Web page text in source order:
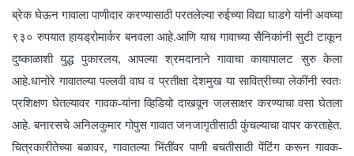
ब्रेक घेऊन गावाला पाणीदार करण्यासाठी परतलेल्या रुईच्या विद्या घाडगे यांनी अवघ्या
९३० रुपयात हायड्रोमार्कर बनवला आहे.आणि याच गावाच्या सैनिकांनी सुटी टाकून
दुष्काळाशी युद्ध पुकारलय, आपल्या श्रमदानाने गावाचा कायापालट सुरु केला
आहे.धानोरे गावातल्या पल्लवी वाघ व प्रतीक्षा देशमुख या सावित्रीच्या लेकींनी स्वतः
प्रशिक्षण घेतल्यावर गावक-यांना व्हिडियो दाखवून जलसाक्षर करण्याचा वसा घेतला
आहे. बनारसचे अनिलकुमार गोपुस गावात जनजागृतीसाठी कुंचल्याचा वापर करताहेत.
चित्रकारीतेच्या बळावर, गावातल्या भिंतींवर पाणी बचतीसाठी पेंटिंग करून गावक-